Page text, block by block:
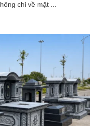
chỉ về mặt ...